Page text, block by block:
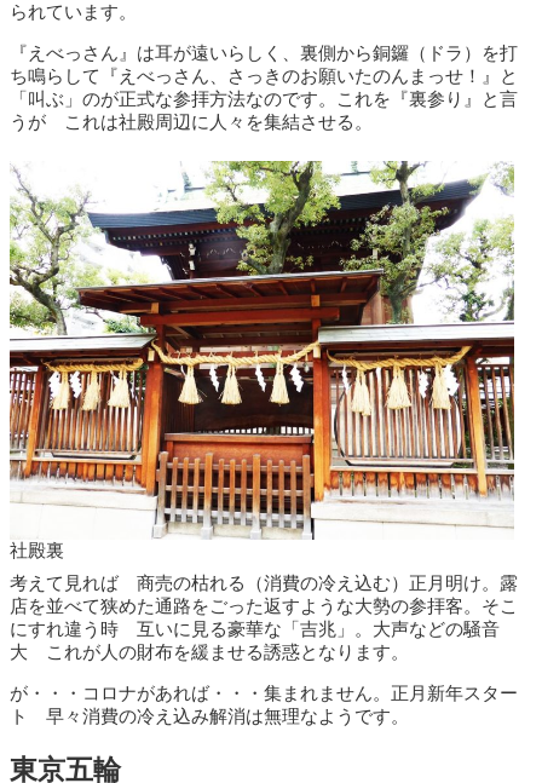
られています。
『えべっさん』は耳が遠いらしく、裏側から銅鑼（ドラ）を打
ち鳴らして『えべっさん、さっきのお願いたのんまっせ！』と
「叫ぶ」のが正式な参拝方法なのです。これを『裏参り』と言
うが これは社殿周辺に人々を集結させる。
社殿裏
考えて見れば 商売の枯れる（消費の冷え込む）正月明け。露
店を並べて狭めた通路をごった返すような大勢の参拝客。そこ
にすれ違う時 互いに見る豪華な「吉兆」。大声などの騒音
大 これが人の財布を緩ませる誘惑となります。
が・・・コロナがあれば・・・集まれません。正月新年スター
ト 早々消費の冷え込み解消は無理なようです。
東京五輪